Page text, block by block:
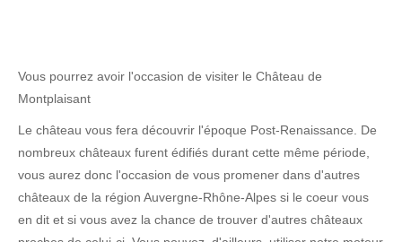
Vous pourrez avoir l'occasion de visiter le Château de
Montplaisant
Le château vous fera découvrir l'époque Post-Renaissance. De
nombreux châteaux furent édifiés durant cette même période,
vous aurez donc l'occasion de vous promener dans d'autres
châteaux de la région Auvergne-Rhône-Alpes si le coeur vous
en dit et si vous avez la chance de trouver d'autres châteaux